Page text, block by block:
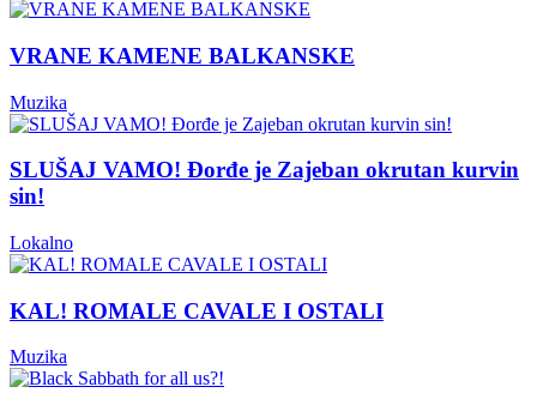
VRANE KAMENE BALKANSKE
Muzika
SLUŠAJ VAMO! Đorđe je Zajeban okrutan kurvin
sin!
Lokalno
KAL! ROMALE CAVALE I OSTALI
Muzika